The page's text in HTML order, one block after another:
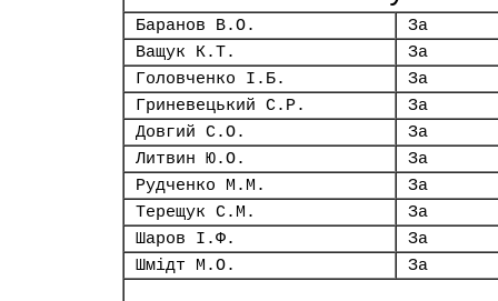
Баранов В.О.
За
Ващук К.Т.
За
Головченко І.Б.
За
Гриневецький С.Р.
За
Довгий С.О.
За
Литвин Ю.О.
За
Рудченко М.М.
За
Терещук С.М.
За
Шаров І.Ф.
За
Шмідт М.О.
За